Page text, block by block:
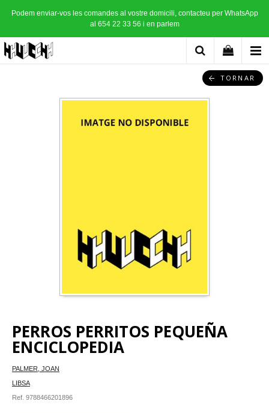
Podem enviar-vos les comandes al vostre domicili, contacteu per WhatsApp
al 654 22 33 56 i en parlem
TORNAR
PERROS PERRITOS PEQUEÑA
ENCICLOPEDIA
PALMER, JOAN
LIBSA
Ref. 9788466201896